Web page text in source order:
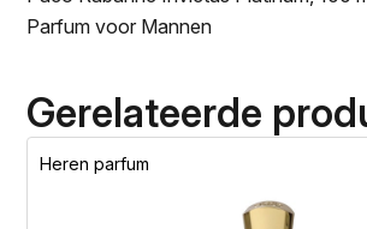
Parfum voor Mannen
Gerelateerde
Heren parfum